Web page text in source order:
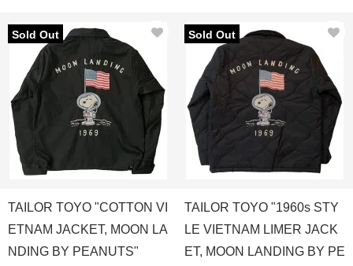
Sold Out
TAILOR TOYO "COTTON VI
ETNAM JACKET, MOON LA
NDING BY PEANUTS"
Sold Out
TAILOR TOYO "1960s STY
LE VIETNAM LIMER JACK
ET, MOON LANDING BY PE